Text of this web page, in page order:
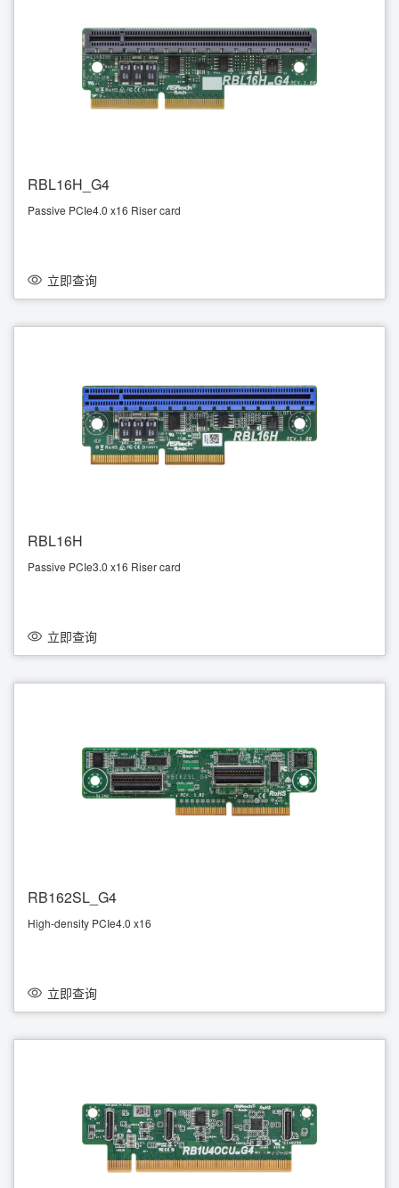
RBL16H_G4
Passive PCIe4.0 x16 Riser card
立即查询
RBL16H
Passive PCIe3.0 x16 Riser card
立即查询
RB162SL_G4
High-density PCIe4.0 x16
立即查询